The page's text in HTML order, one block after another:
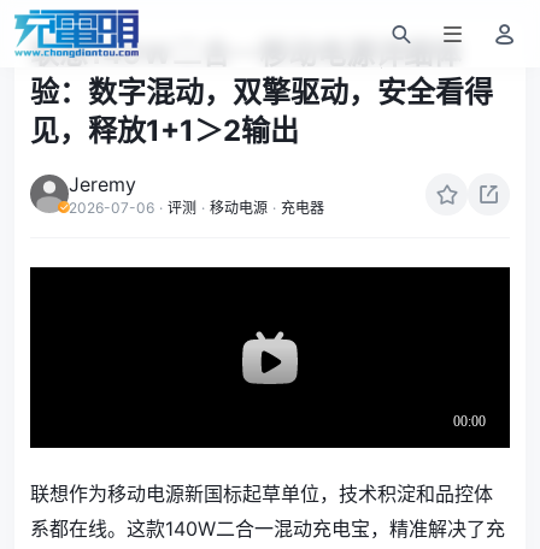
联想140W二合一移动电源详细体
验：数字混动，双擎驱动，安全看得
见，释放1+1＞2输出
Jeremy
2026-07-06 · 评测 · 移动电源 · 充电器
联想作为移动电源新国标起草单位，技术积淀和品控体
系都在线。这款140W二合一混动充电宝，精准解决了充